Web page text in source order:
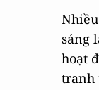
sáng
hoạt
tranh